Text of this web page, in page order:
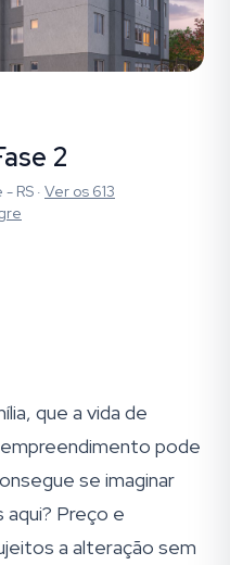
2
RS · Ver os 613
que a vida de
pode
se imaginar
Preço e
a alteração sem